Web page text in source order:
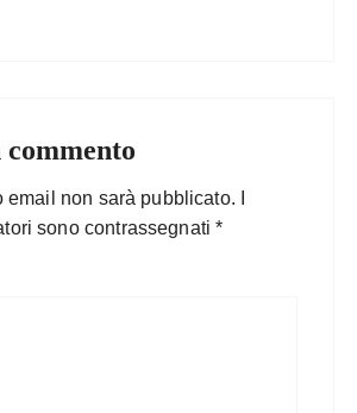
email non sarà pubblicato.
sono contrassegnati*